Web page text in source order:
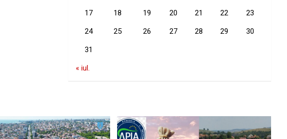
17 18 19 20 21 22 23
24 25 26 27 28 29 30
31
« iul.